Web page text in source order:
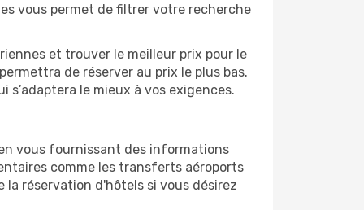
vous permet de filtrer votre recherche
et trouver le meilleur prix pour le
de réserver au prix le plus bas.
le mieux à vos exigences.
vous fournissant des informations
comme les transferts aéroports
réservation d'hôtels si vous désirez